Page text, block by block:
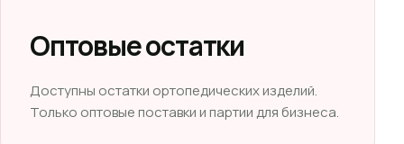
Оптовые остатки
Доступны остатки ортопедических изделий.
Только оптовые поставки и партии для бизнеса.